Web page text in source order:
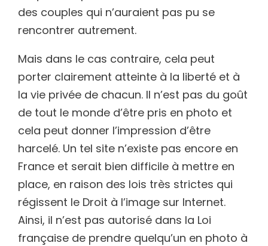
des couples qui n’auraient pas pu se
rencontrer autrement.
Mais dans le cas contraire, cela peut
porter clairement atteinte à la liberté et à
la vie privée de chacun. Il n’est pas du goût
de tout le monde d’être pris en photo et
cela peut donner l’impression d’être
harcelé. Un tel site n’existe pas encore en
France et serait bien difficile à mettre en
place, en raison des lois très strictes qui
régissent le Droit à l’image sur Internet.
Ainsi, il n’est pas autorisé dans la Loi
française de prendre quelqu’un en photo à